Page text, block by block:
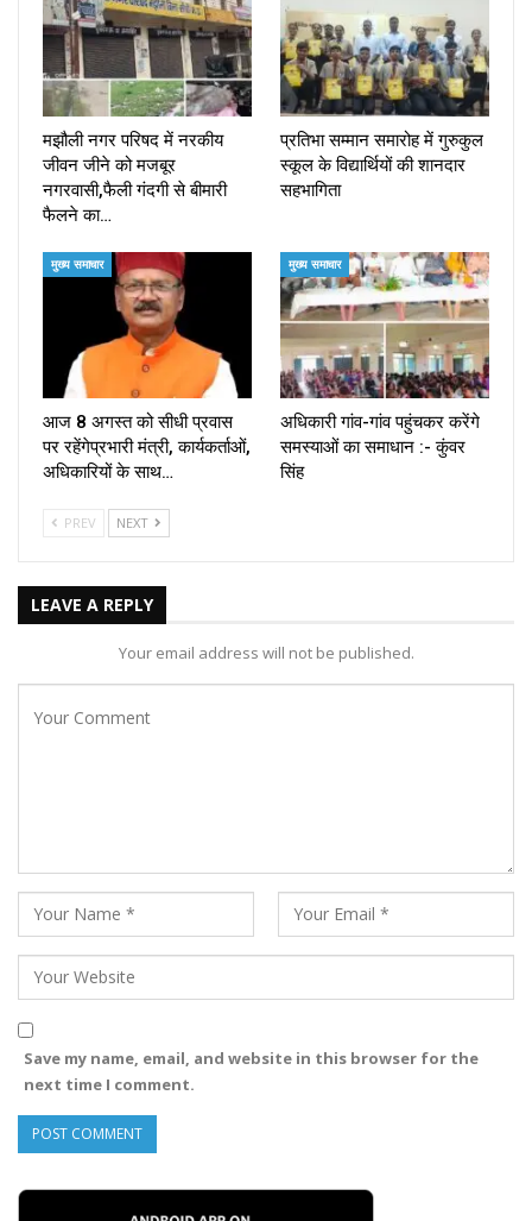
मझौली नगर परिषद में नरकीय
जीवन जीने को मजबूर
नगरवासी,फैली गंदगी से बीमारी
फैलने का…
प्रतिभा सम्मान समारोह में गुरुकुल
स्कूल के विद्यार्थियों की शानदार
सहभागिता
मुख्य समाचार
आज 8 अगस्त को सीधी प्रवास
पर रहेंगेप्रभारी मंत्री, कार्यकर्ताओं,
अधिकारियों के साथ…
मुख्य समाचार
अधिकारी गांव-गांव पहुंचकर करेंगे
समस्याओं का समाधान :- कुंवर
सिंह
PREV NEXT
LEAVE A REPLY
Your email address will not be published.
Save my name, email, and website in this browser for the
next time I comment.